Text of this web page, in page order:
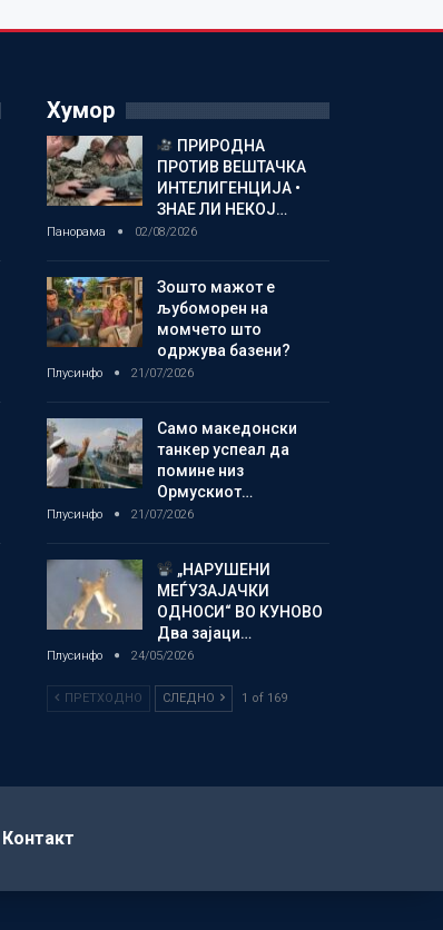
Хумор
ПРИРОДНА
ПРОТИВ ВЕШТАЧКА
ИНТЕЛИГЕНЦИЈА •
ЗНАЕ ЛИ НЕКОЈ…
Панорама 02/08/2026
Зошто мажот е
љубоморен на
момчето што
одржува базени?
Плусинфо 21/07/2026
Само македонски
танкер успеал да
помине низ
Ормускиот…
Плусинфо 21/07/2026
„НАРУШЕНИ
МЕЃУЗАЈАЧКИ
ОДНОСИ“ ВО КУНОВО
Два зајаци…
Плусинфо 24/05/2026
ПРЕТХОДНО СЛЕДНО 1 of 169
Контакт